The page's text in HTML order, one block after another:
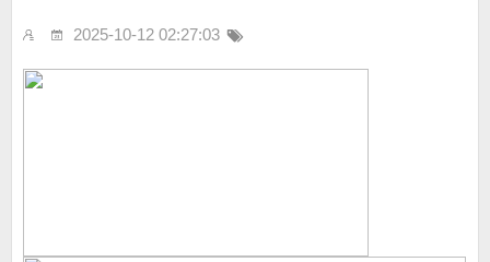
2025-10-12 02:27:03